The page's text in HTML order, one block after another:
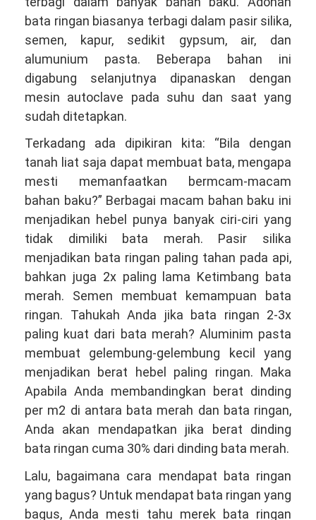
bata ringan biasanya terbagi dalam pasir silika,
semen, kapur, sedikit gypsum, air, dan
alumunium pasta. Beberapa bahan ini
digabung selanjutnya dipanaskan dengan
mesin autoclave pada suhu dan saat yang
sudah ditetapkan.
Terkadang ada dipikiran kita: “Bila dengan
tanah liat saja dapat membuat bata, mengapa
mesti memanfaatkan bermcam-macam
bahan baku?” Berbagai macam bahan baku ini
menjadikan hebel punya banyak ciri-ciri yang
tidak dimiliki bata merah. Pasir silika
menjadikan bata ringan paling tahan pada api,
bahkan juga 2x paling lama Ketimbang bata
merah. Semen membuat kemampuan bata
ringan. Tahukah Anda jika bata ringan 2-3x
paling kuat dari bata merah? Aluminim pasta
membuat gelembung-gelembung kecil yang
menjadikan berat hebel paling ringan. Maka
Apabila Anda membandingkan berat dinding
per m2 di antara bata merah dan bata ringan,
Anda akan mendapatkan jika berat dinding
bata ringan cuma 30% dari dinding bata merah.
Lalu, bagaimana cara mendapat bata ringan
yang bagus? Untuk mendapat bata ringan yang
bagus, Anda mesti tahu merek bata ringan